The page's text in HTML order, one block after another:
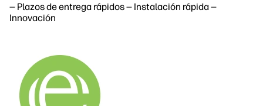
— Plazos de entrega rápidos — Instalación rápida —
Innovación